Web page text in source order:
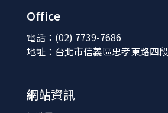
Office
電話：(02) 7739-7686
地址：台北市信義區忠孝東路四
網站資訊